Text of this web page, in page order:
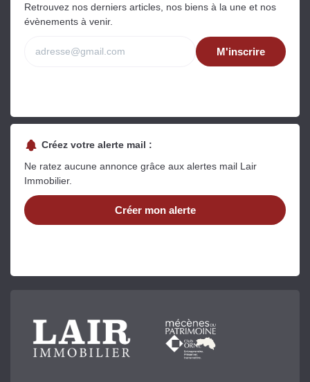
Retrouvez nos derniers articles, nos biens à la une et nos
évènements à venir.
M'inscrire
Créez votre alerte mail :
Ne ratez aucune annonce grâce aux alertes mail Lair
Immobilier.
Créer mon alerte